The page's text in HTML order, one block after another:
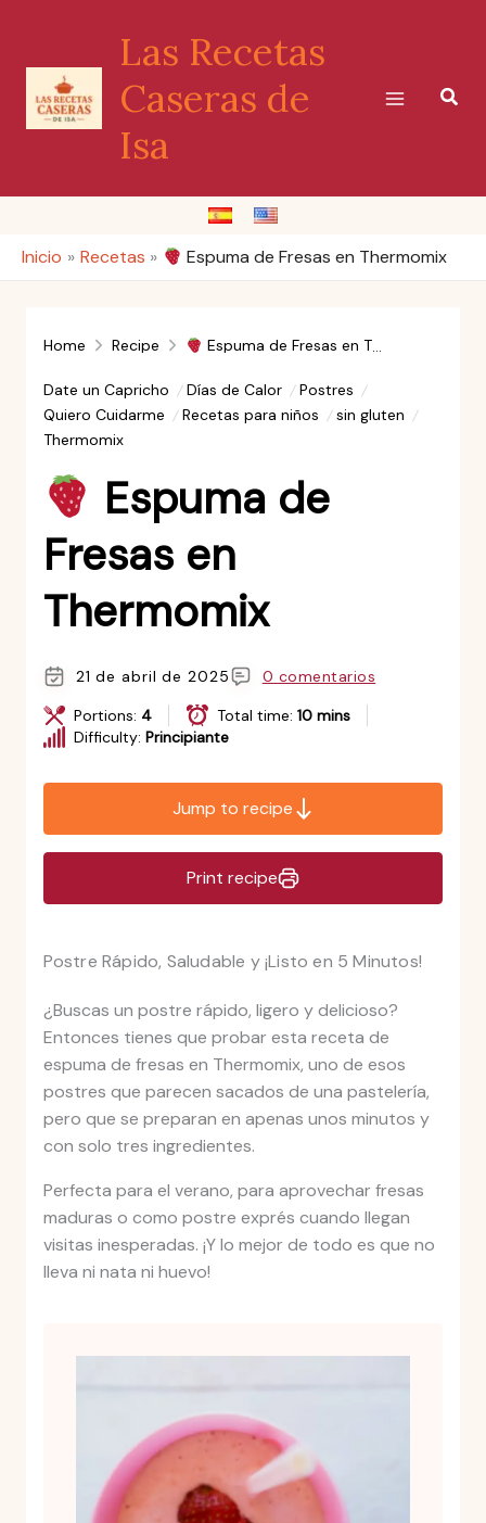
contenido
Las Recetas
Caseras de
Isa
Inicio Recetas Espuma de Fresas en Thermomix
Home Recipe Espuma de Fresas en Thermomix
Date un Capricho Días de Calor
Postres
Quiero Cuidarme
Recetas para niños
sin gluten
Thermomix
Espuma de
Fresas en
Thermomix
21 de abril de 2025
0 comentarios
Portions: 4 Total time: 10 mins
Difficulty: Principiante
Jump to recipe
Print recipe
Postre Rápido, Saludable y ¡Listo en 5 Minutos!
¿Buscas un postre rápido, ligero y delicioso?
Entonces tienes que probar esta receta de
espuma de fresas en Thermomix, uno de esos
postres que parecen sacados de una pastelería,
pero que se preparan en apenas unos minutos y
con solo tres ingredientes.
Perfecta para el verano, para aprovechar fresas
maduras o como postre exprés cuando llegan
visitas inesperadas. ¡Y lo mejor de todo es que no
lleva ni nata ni huevo!